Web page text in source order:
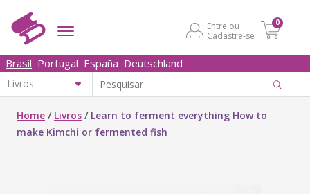
Entre ou
Cadastre-se
0
Brasil Portugal España Deutschland
Home / Livros / Learn to ferment everything How to
make Kimchi or fermented fish